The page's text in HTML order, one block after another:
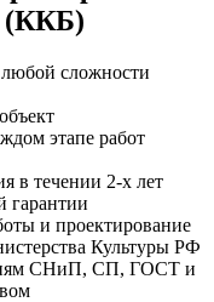
(ККБ)
любой сложности
этапе работ
в течении 2-х лет
гарантии
и проектирование
Культуры РФ
СНиП, СП, ГОСТ и